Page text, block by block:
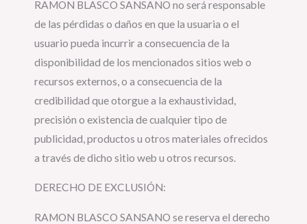
RAMON BLASCO SANSANO no será responsable
de las pérdidas o daños en que la usuaria o el
usuario pueda incurrir a consecuencia de la
disponibilidad de los mencionados sitios web o
recursos externos, o a consecuencia de la
credibilidad que otorgue a la exhaustividad,
precisión o existencia de cualquier tipo de
publicidad, productos u otros materiales ofrecidos
a través de dicho sitio web u otros recursos.
DERECHO DE EXCLUSIÓN:
RAMON BLASCO SANSANO se reserva el derecho